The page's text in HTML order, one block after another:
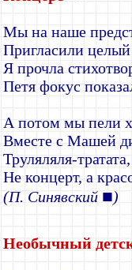
Мы на наше
Пригласили целый
Я прочла
Петя фокус
А потом мы пели
Вместе с Машей
Труляляля-тратата,
Не концерт, а
(П. Синявский ■)
Необычный